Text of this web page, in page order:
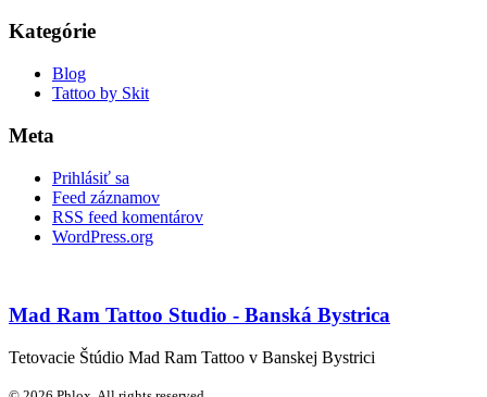
Kategórie
Blog
Tattoo by Skit
Meta
Prihlásiť sa
Feed záznamov
RSS feed komentárov
WordPress.org
Mad Ram Tattoo Studio - Banská Bystrica
Tetovacie Štúdio Mad Ram Tattoo v Banskej Bystrici